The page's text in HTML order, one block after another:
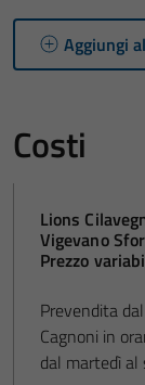
Aggiungi
Costi
Lions
Vigevano
Prezzo
Prevendita
Cagnoni in
dal martedì al